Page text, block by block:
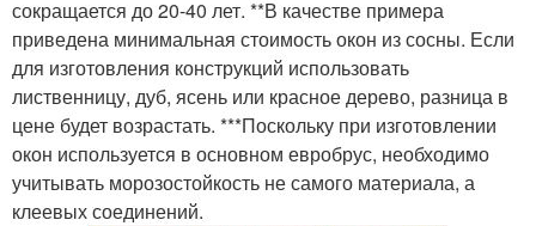
сокращается до 20-40 лет. **В качестве примера
приведена минимальная стоимость окон из сосны. Если
для изготовления конструкций использовать
лиственницу, дуб, ясень или красное дерево, разница в
цене будет возрастать. ***Поскольку при изготовлении
окон используется в основном евробрус, необходимо
учитывать морозостойкость не самого материала, а
клеевых соединений.